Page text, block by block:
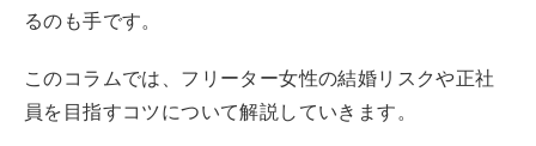
るのも手です。
このコラムでは、フリーター女性の結婚リスクや正社
員を目指すコツについて解説していきます。